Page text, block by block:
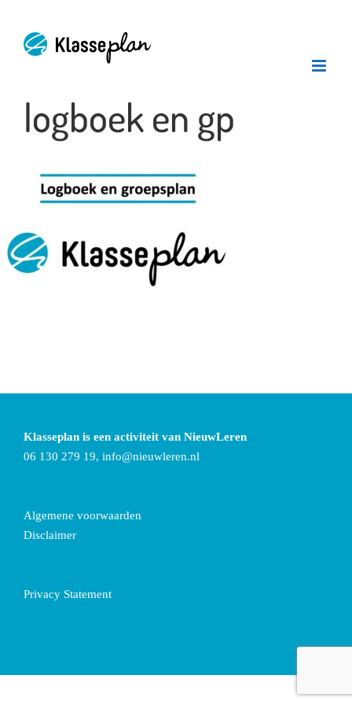
inhoud
logboek en gp
Klasseplan is een activiteit van NieuwLeren
06 130 279 19, info@nieuwleren.nl
Algemene voorwaarden
Disclaimer
Privacy Statement